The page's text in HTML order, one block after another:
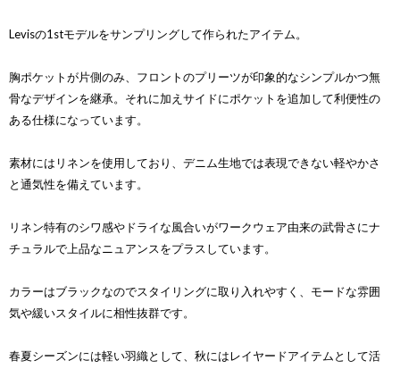
Levisの1stモデルをサンプリングして作られたアイテム。
胸ポケットが片側のみ、フロントのプリーツが印象的なシンプルかつ無
骨なデザインを継承。それに加えサイドにポケットを追加して利便性の
ある仕様になっています。
素材にはリネンを使用しており、デニム生地では表現できない軽やかさ
と通気性を備えています。
リネン特有のシワ感やドライな風合いがワークウェア由来の武骨さにナ
チュラルで上品なニュアンスをプラスしています。
カラーはブラックなのでスタイリングに取り入れやすく、モードな雰囲
気や緩いスタイルに相性抜群です。
春夏シーズンには軽い羽織として、秋にはレイヤードアイテムとして活